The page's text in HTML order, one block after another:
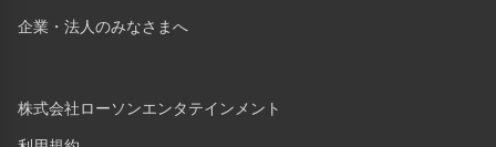
企業・法人のみなさまへ
株式会社ローソンエンタテインメント